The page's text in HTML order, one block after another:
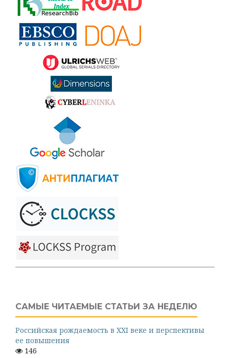
САМЫЕ ЧИТАЕМЫЕ СТАТЬИ ЗА НЕДЕЛЮ
Российская рождаемость в XXI веке и перспективы
ее повышения
146